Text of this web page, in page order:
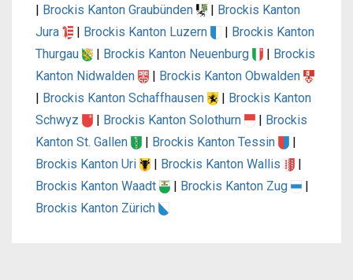
| Brockis Kanton Graubünden | Brockis Kanton
Jura
| Brockis Kanton Luzern | Brockis Kanton
Thurgau
| Brockis Kanton Neuenburg | Brockis
Kanton Nidwalden
| Brockis Kanton Obwalden
| Brockis Kanton Schaffhausen | Brockis Kanton
Schwyz
| Brockis Kanton Solothurn | Brockis
Kanton St. Gallen
| Brockis Kanton Tessin
|
Brockis Kanton Uri
| Brockis Kanton Wallis
|
Brockis Kanton Waadt
| Brockis Kanton Zug
|
Brockis Kanton Zürich